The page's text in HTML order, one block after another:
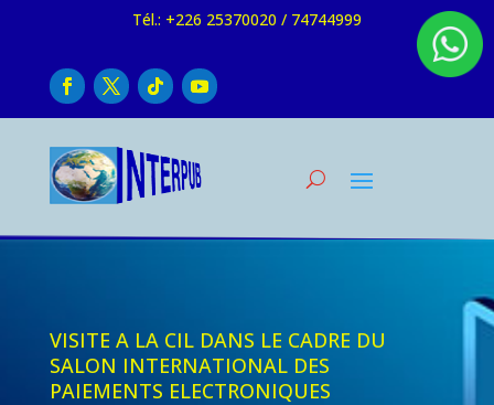
Tél.: +226 25370020 / 74744999
VISITE A LA CIL DANS LE CADRE DU
SALON INTERNATIONAL DES
PAIEMENTS ELECTRONIQUES